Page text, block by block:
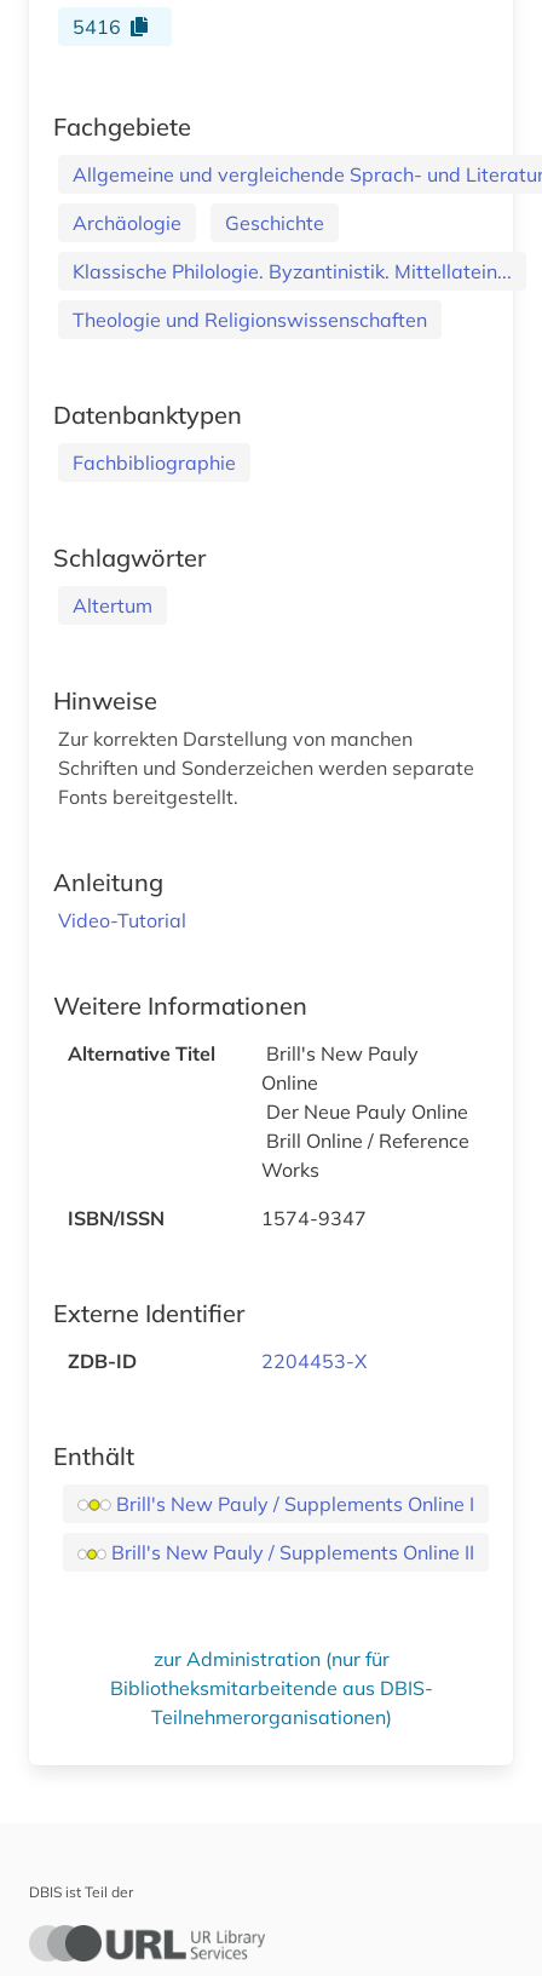
5416
Fachgebiete
Allgemeine und vergleichende Sprach- und
Archäologie
Geschichte
Klassische Philologie. Byzantinistik. Mittellatein...
Theologie und Religionswissenschaften
Datenbanktypen
Fachbibliographie
Schlagwörter
Altertum
Hinweise
Zur korrekten Darstellung von manchen
Schriften und Sonderzeichen werden separate
Fonts bereitgestellt.
Anleitung
Video-Tutorial
Weitere Informationen
Alternative Titel
Brill's New Pauly
Online
Der Neue Pauly Online
Brill Online / Reference
Works
ISBN/ISSN
1574-9347
Externe Identifier
ZDB-ID 2204453-X
Enthält
Brill's New Pauly / Supplements Online I
Brill's New Pauly / Supplements Online II
zur Administration (nur für
Bibliotheksmitarbeitende aus DBIS-
Teilnehmerorganisationen)
DBIS ist Teil der